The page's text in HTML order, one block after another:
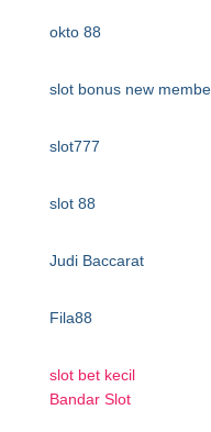
okto 88
slot bonus new
slot777
slot 88
Judi Baccarat
Fila88
slot bet kecil
Bandar Slot